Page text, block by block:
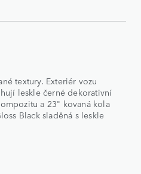
textury. Exteriér vozu
leskle černé dekorativní
a 23" kovaná kola
Black sladěná s leskle